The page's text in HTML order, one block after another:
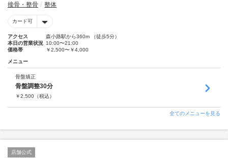
接骨・整骨 整体
カード可
アクセス
森小路駅から360m （徒歩5分）
本日の営業状況 10:00〜21:00
価格帯
￥2,500〜￥4,000
メニュー
骨盤矯正
骨盤調整30分
￥2,500 （税込）
全てのメニューを見る
店舗公式